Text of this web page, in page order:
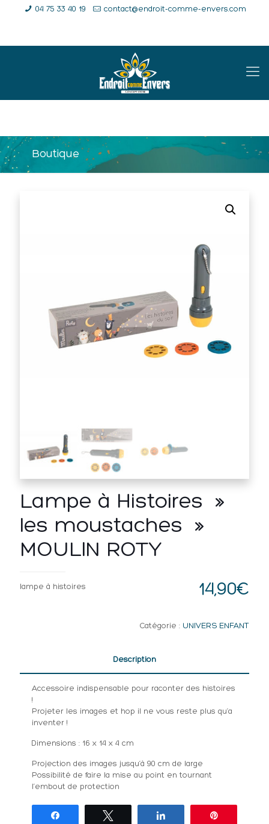
04 75 33 40 19 contact@endroit-comme-envers.com
Boutique
Lampe à Histoires »
les moustaches »
MOULIN ROTY
14,90€
lampe à histoires
Catégorie : UNIVERS ENFANT
Description
Accessoire indispensable pour raconter des histoires
!
Projeter les images et hop il ne vous reste plus qu’a
inventer !
Dimensions : 16 x 14 x 4 cm
Projection des images jusqu’à 90 cm de large
Possibilité de faire la mise au point en tournant
l’embout de protection